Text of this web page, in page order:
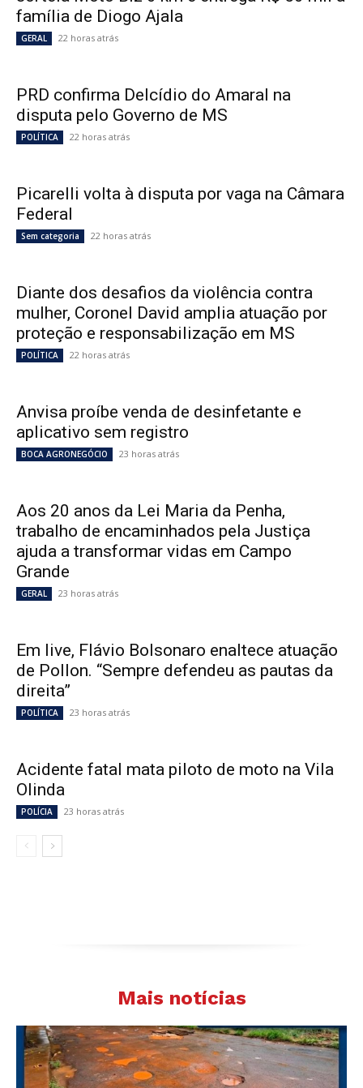
família de Diogo Ajala
GERAL 22 horas atrás
PRD confirma Delcídio do Amaral na
disputa pelo Governo de MS
POLÍTICA 22 horas atrás
Picarelli volta à disputa por vaga na Câmara
Federal
Sem categoria 22 horas atrás
Diante dos desafios da violência contra
mulher, Coronel David amplia atuação por
proteção e responsabilização em MS
POLÍTICA 22 horas atrás
Anvisa proíbe venda de desinfetante e
aplicativo sem registro
BOCA AGRONEGÓCIO 23 horas atrás
Aos 20 anos da Lei Maria da Penha,
trabalho de encaminhados pela Justiça
ajuda a transformar vidas em Campo
Grande
GERAL 23 horas atrás
Em live, Flávio Bolsonaro enaltece atuação
de Pollon. “Sempre defendeu as pautas da
direita”
POLÍTICA 23 horas atrás
Acidente fatal mata piloto de moto na Vila
Olinda
POLÍCIA 23 horas atrás
Mais notícias